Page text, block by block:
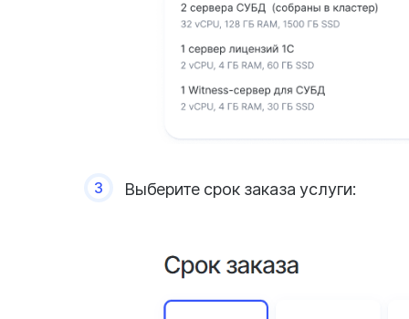
3 Выберите срок заказа услуги: